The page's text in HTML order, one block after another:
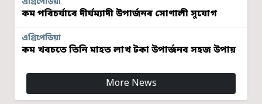
এগ্ৰিপেডিয়া
কম পৰিচৰ্যাৰে দীৰ্ঘম্যাদী উপাৰ্জনৰ সোণালী সুযোগ
এগ্ৰিপেডিয়া
কম খৰচতে তিনি মাহত লাখ টকা উপাৰ্জনৰ সহজ উপায়
More News